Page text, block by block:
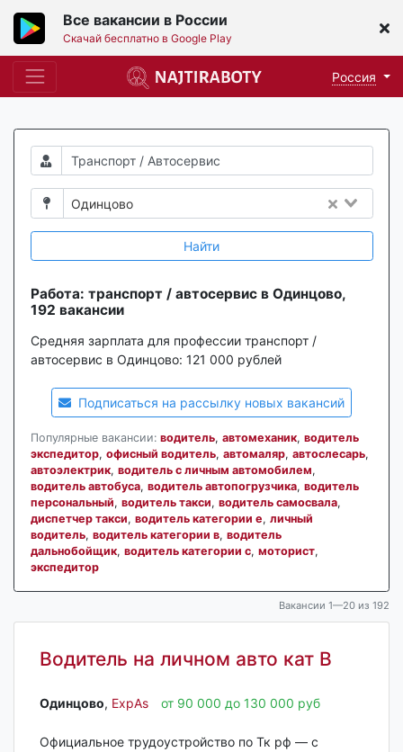
Все вакансии в России
Скачай бесплатно в Google Play
Россия
Одинцово
Найти
Работа: транспорт / автосервис в Одинцово,
192 вакансии
Средняя зарплата для профессии транспорт /
автосервис в Одинцово: 121 000 рублей
Подписаться на рассылку новых вакансий
Популярные вакансии: водитель, автомеханик, водитель
экспедитор, офисный водитель, автомаляр, автослесарь,
автоэлектрик, водитель с личным автомобилем,
водитель автобуса, водитель автопогрузчика, водитель
персональный, водитель такси, водитель самосвала,
диспетчер такси, водитель категории е, личный
водитель, водитель категории в, водитель
дальнобойщик, водитель категории с, моторист,
экспедитор
Вакансии 1—20 из 192
Водитель на личном авто кат В
Одинцово‎, ExpAs от 90 000 до 130 000 руб
Официальное трудоустройство по Тк рф — с